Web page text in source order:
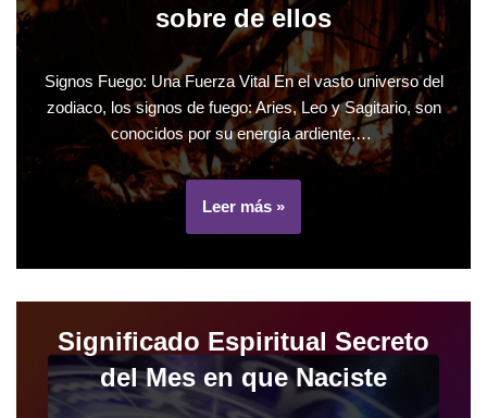
sobre de ellos
Signos Fuego: Una Fuerza Vital En el vasto universo del
zodiaco, los signos de fuego: Aries, Leo y Sagitario, son
conocidos por su energía ardiente,…
Leer más »
Significado Espiritual Secreto
del Mes en que Naciste